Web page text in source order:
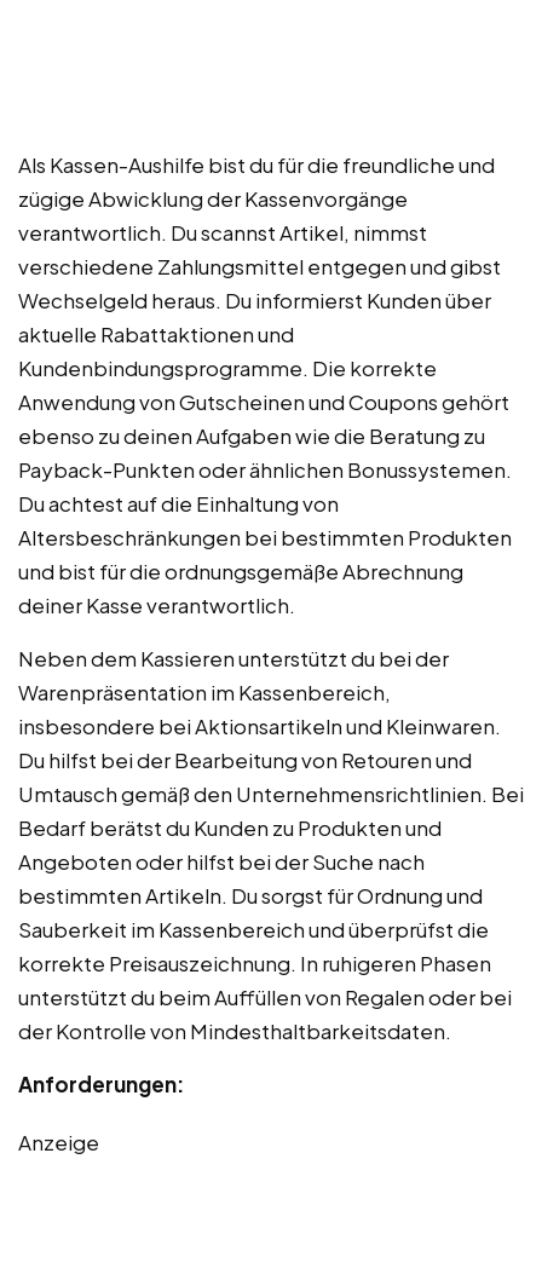
Als Kassen-Aushilfe bist du für die freundliche und
zügige Abwicklung der Kassenvorgänge
verantwortlich. Du scannst Artikel, nimmst
verschiedene Zahlungsmittel entgegen und gibst
Wechselgeld heraus. Du informierst Kunden über
aktuelle Rabattaktionen und
Kundenbindungsprogramme. Die korrekte
Anwendung von Gutscheinen und Coupons gehört
ebenso zu deinen Aufgaben wie die Beratung zu
Payback-Punkten oder ähnlichen Bonussystemen.
Du achtest auf die Einhaltung von
Altersbeschränkungen bei bestimmten Produkten
und bist für die ordnungsgemäße Abrechnung
deiner Kasse verantwortlich.
Neben dem Kassieren unterstützt du bei der
Warenpräsentation im Kassenbereich,
insbesondere bei Aktionsartikeln und Kleinwaren.
Du hilfst bei der Bearbeitung von Retouren und
Umtausch gemäß den Unternehmensrichtlinien. Bei
Bedarf berätst du Kunden zu Produkten und
Angeboten oder hilfst bei der Suche nach
bestimmten Artikeln. Du sorgst für Ordnung und
Sauberkeit im Kassenbereich und überprüfst die
korrekte Preisauszeichnung. In ruhigeren Phasen
unterstützt du beim Auffüllen von Regalen oder bei
der Kontrolle von Mindesthaltbarkeitsdaten.
Anforderungen:
Anzeige